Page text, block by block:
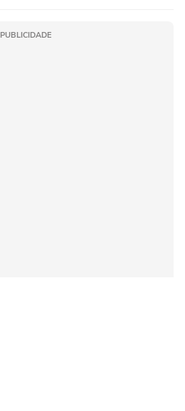
PUBLICIDADE